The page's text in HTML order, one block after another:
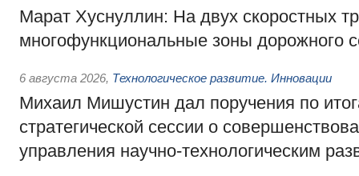
Марат Хуснуллин: На двух скоростных
многофункциональные зоны дорожного
6 августа 2026, Технологическое развитие. Инновации
Михаил Мишустин дал поручения по
стратегической сессии о
управления научно-технологическим